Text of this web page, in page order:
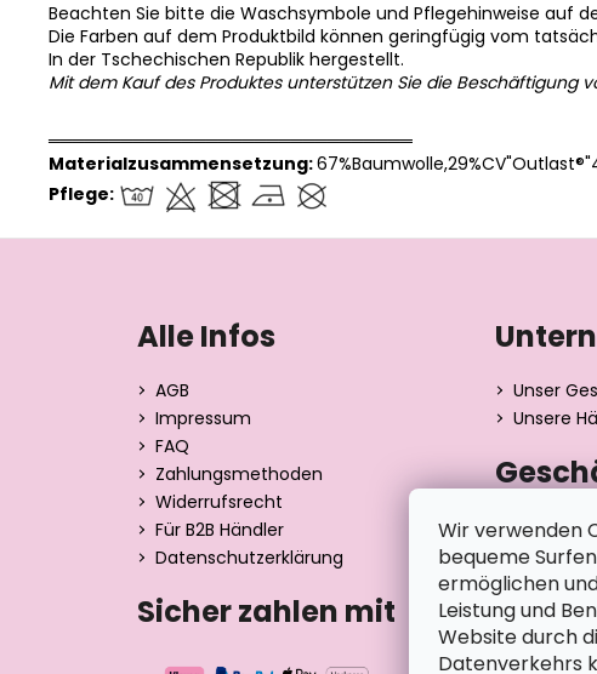
Wir verwenden
bequeme
ermöglichen
Leistung und
Website durch
Datenverkehrs
Beachten Sie bitte die Waschsymbole und Pflegehinweise auf
Die Farben auf dem Produktbild können geringfügig vom
In der Tschechischen Republik hergestellt.
Mit dem Kauf des Produktes unterstützen Sie die
══════════════════════════════
Materialzusammensetzung:
Pflege:
Alle Infos
AGB
Impressum
FAQ
Zahlungsmethoden
Widerrufsrecht
Für B2B Händler
Datenschutzerklärung
Sicher zahlen mit
Unser
Unsere
Dita
Stránského
390 02